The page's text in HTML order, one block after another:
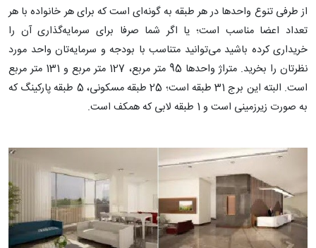
از طرفی تنوع واحدها در هر طبقه به گونه‌ای است که برای هر خانواده با هر
تعداد اعضا مناسب است؛ یا اگر شما صرفا برای سرمایه‌گذاری آن را
خریداری کرده باشید می‌توانید متناسب با بودجه و سرمایه‌تان واحد مورد
نظرتان را بخرید. متراژ واحدها 95 متر مربع، 127 متر مربع و 131 متر مربع
است. البته این برج 31 طبقه است؛ 25 طبقه مسکونی، 5 طبقه پارکینگ که
به صورت زیرزمینی است و 1 طبقه لابی که همکف است.